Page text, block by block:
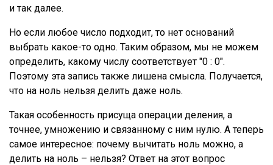
и так далее.
Но если любое число подходит, то нет оснований
выбрать какое-то одно. Таким образом, мы не можем
определить, какому числу соответствует "0 : 0".
Поэтому эта запись также лишена смысла. Получается,
что на ноль нельзя делить даже ноль.
Такая особенность присуща операции деления, а
точнее, умножению и связанному с ним нулю. А теперь
самое интересное: почему вычитать ноль можно, а
делить на ноль – нельзя? Ответ на этот вопрос